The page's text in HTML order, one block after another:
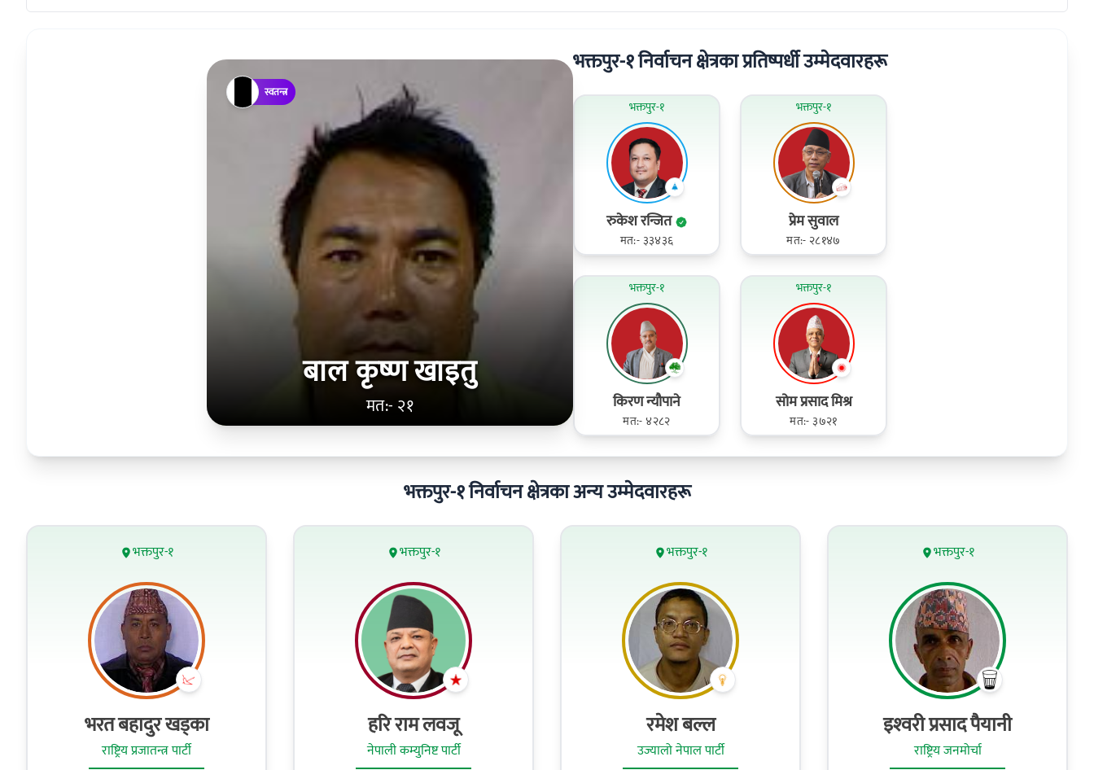
बाल कृष्ण खाइतु
मत:- २१
स्वतन्त्र
भक्तपुर-१ निर्वाचन क्षेत्रका प्रतिष्पर्धी उम्मेदवारहरू
भक्तपुर-१
रुकेश रन्जित
मत:- ३३४३६
भक्तपुर-१
प्रेम सुवाल
मत:- २८१४७
भक्तपुर-१
किरण न्यौपाने
मत:- ४२८२
भक्तपुर-१
सोम प्रसाद मिश्र
मत:- ३७२१
भक्तपुर-१ निर्वाचन क्षेत्रका अन्य उम्मेदवारहरू
भक्तपुर-१
भरत बहादुर खड्का
राष्ट्रिय प्रजातन्त्र पार्टी
भक्तपुर-१
हरि राम लवजू
नेपाली कम्युनिष्ट पार्टी
भक्तपुर-१
रमेश बल्ल
उज्यालो नेपाल पार्टी
भक्तपुर-१
इश्‍वरी प्रसाद पैयानी
राष्ट्रिय जनमोर्चा